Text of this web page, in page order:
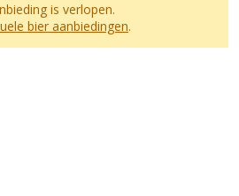
is verlopen.
bier aanbiedingen.